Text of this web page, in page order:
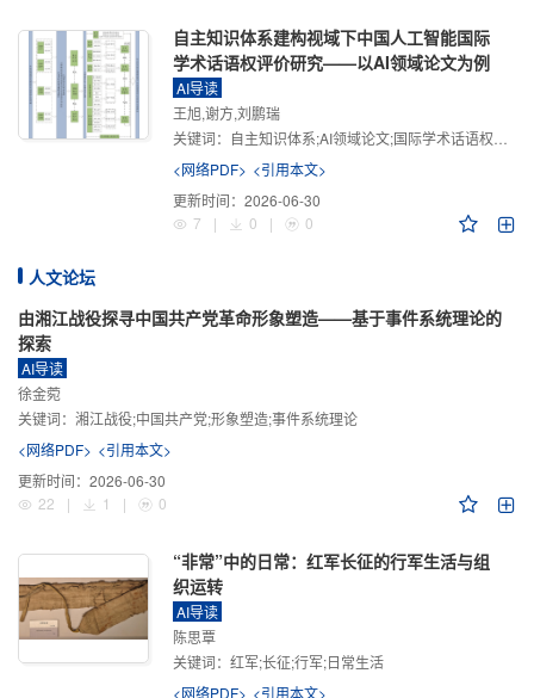
自主知识体系建构视域下中国人工智能国际
学术话语权评价研究——以AI领域论文为例
AI导读
王旭,谢方,刘鹏瑞
关键词： 自主知识体系;AI领域论文;国际学术话语权评价;学术影响力;学术感知力;学术传播力;学术引领力
<网络PDF> <引用本文>
更新时间： 2026-06-30
7
| 0 | 0
人文论坛
由湘江战役探寻中国共产党革命形象塑造——基于事件系统理论的
探索
AI导读
徐金菀
关键词： 湘江战役;中国共产党;形象塑造;事件系统理论
<网络PDF> <引用本文>
更新时间： 2026-06-30
22
| 1 | 0
“非常”中的日常：红军长征的行军生活与组
织运转
AI导读
陈思覃
关键词： 红军;长征;行军;日常生活
<网络PDF> <引用本文>